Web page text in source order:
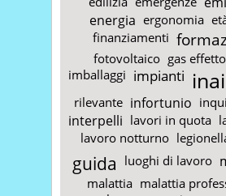
energia ergonomia
finanziamenti
fotovoltaico gas
imballaggi impianti
rilevante infortunio
interpelli lavori in quota
lavoro notturno
guida luoghi di lavoro
malattia malattia